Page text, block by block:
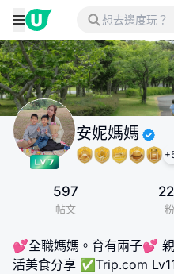
安妮媽媽
+
597
帖文
💕全職媽媽。育有兩子💕
活美食分享 ✅Trip.com